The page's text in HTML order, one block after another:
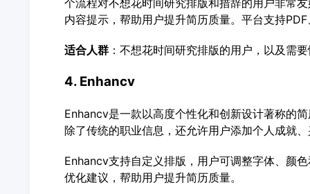
个流程对不想花时间研究排版和措辞的用户非常
内容提示，帮助用户提升简历质量。平台支持
适合人群：不想花时间研究排版的用户，以及需
4. Enhancv
Enhancv是一款以高度个性化和创新设计著称的
除了传统的职业信息，还允许用户添加个人成就
Enhancv支持自定义排版，用户可调整字体、颜
优化建议，帮助用户提升简历质量。